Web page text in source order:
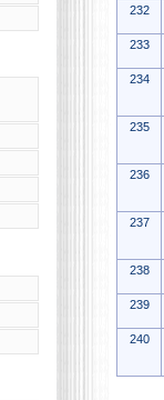
232
233
234
235
236
237
238
239
240